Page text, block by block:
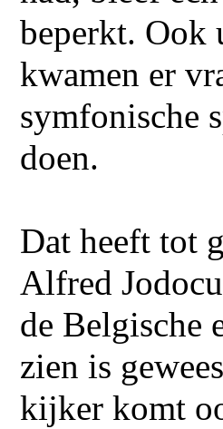
beperkt. Ook
kwamen er
symfonische
doen.
Dat heeft tot
Alfred
de Belgische
zien is
kijker komt